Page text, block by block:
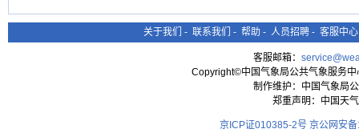
关于我们 - 联系我们 - 帮助 - 人员招聘 - 客服中心
客服邮箱：
Copyright©中国气象局公共气象服务
制作维护：中国气象局
郑重声明：中国天
京ICP证010385-2号 京公网安